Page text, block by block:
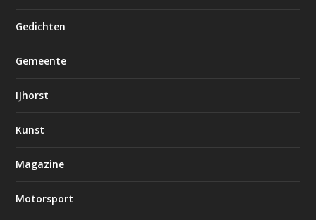
Gedichten
Gemeente
IJhorst
Kunst
Magazine
Motorsport